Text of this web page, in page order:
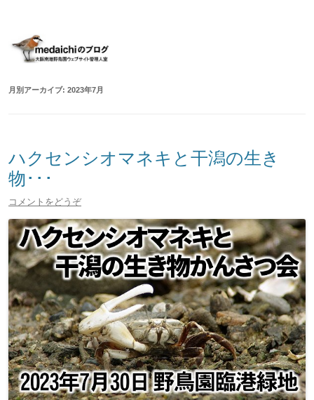
月別アーカイブ: 2023年7月
ハクセンシオマネキと干潟の生き
物･･･
コメントをどうぞ